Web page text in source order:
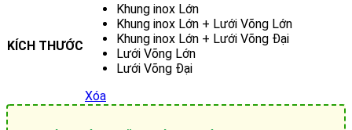
KÍCH THƯỚC
Khung inox Lớn
Khung inox Lớn + Lưới Võng Lớn
Khung inox Lớn + Lưới Võng Đại
Lưới Võng Lớn
Lưới Võng Đại
Xóa